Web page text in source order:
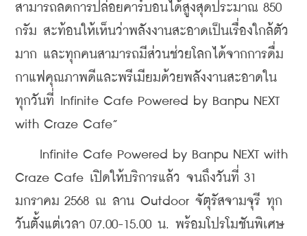
สามารถลดการปล่อยคาร์บอนได้สูงสุดประมาณ 850
กรัม สะท้อนให้เห็นว่าพลังงานสะอาดเป็นเรื่องใกล้ตัว
มาก และทุกคนสามารถมีส่วนช่วยโลกได้จากการดื่ม
กาแฟคุณภาพดีและพรีเมียมด้วยพลังงานสะอาดใน
ทุกวันที่ Infinite Cafe Powered by Banpu NEXT
with Craze Cafe”
Infinite Cafe Powered by Banpu NEXT with
Craze Cafe เปิดให้บริการแล้ว จนถึงวันที่ 31
มกราคม 2568 ณ ลาน Outdoor จัตุรัสจามจุรี ทุก
วันตั้งแต่เวลา 07.00-15.00 น. พร้อมโปรโมชันพิเศษ